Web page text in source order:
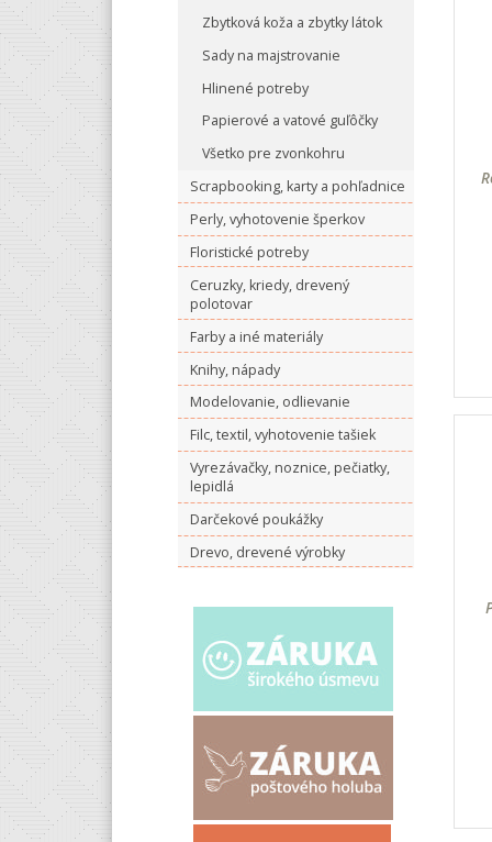
Zbytková koža a zbytky látok
Sady na majstrovanie
Hlinené potreby
Papierové a vatové guľôčky
Všetko pre zvonkohru
Scrapbooking, karty a pohľadnice
Perly, vyhotovenie šperkov
Floristické potreby
Ceruzky, kriedy, drevený
polotovar
Farby a iné materiály
Knihy, nápady
Modelovanie, odlievanie
Filc, textil, vyhotovenie tašiek
Vyrezávačky, noznice, pečiatky,
lepidlá
Darčekové poukážky
Drevo, drevené výrobky